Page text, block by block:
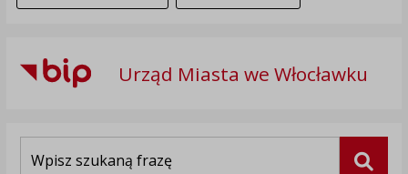
Urząd Miasta we Włocławku